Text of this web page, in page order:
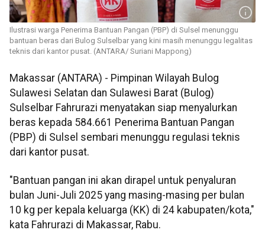
Ilustrasi warga Penerima Bantuan Pangan (PBP) di Sulsel menunggu
bantuan beras dari Bulog Sulselbar yang kini masih menunggu legalitas
teknis dari kantor pusat. (ANTARA/ Suriani Mappong)
Makassar (ANTARA) - Pimpinan Wilayah Bulog
Sulawesi Selatan dan Sulawesi Barat (Bulog)
Sulselbar Fahrurazi menyatakan siap menyalurkan
beras kepada 584.661 Penerima Bantuan Pangan
(PBP) di Sulsel sembari menunggu regulasi teknis
dari kantor pusat.
"Bantuan pangan ini akan dirapel untuk penyaluran
bulan Juni-Juli 2025 yang masing-masing per bulan
10 kg per kepala keluarga (KK) di 24 kabupaten/kota,"
kata Fahrurazi di Makassar, Rabu.